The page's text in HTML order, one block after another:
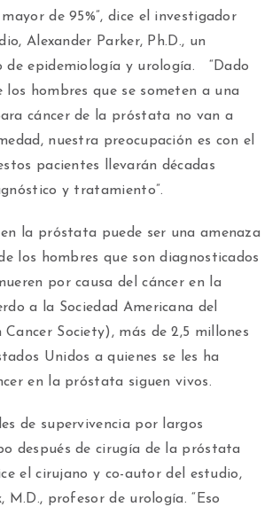
de 95%”, dice el investigador
Alexander Parker, Ph.D., un
de epidemiología y urología. “Dado
los hombres que se someten a una
cáncer de la próstata no van a
nuestra preocupación es con el
pacientes llevarán décadas
y tratamiento”.
la próstata puede ser una amenaza
los hombres que son diagnosticados
por causa del cáncer en la
a la Sociedad Americana del
Cancer Society), más de 2,5 millones
Unidos a quienes se les ha
en la próstata siguen vivos.
de supervivencia por largos
después de cirugía de la próstata
el cirujano y co-autor del estudio,
M.D., profesor de urología. “Eso